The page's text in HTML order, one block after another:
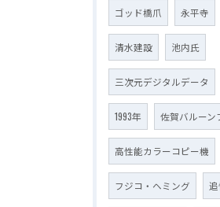
ゴッド橋爪 永平寺
清水建設 池内氏
三次元デジタルデータ
1993年 佐賀バルーン
高性能カラーコピー機
フジコ・ヘミング